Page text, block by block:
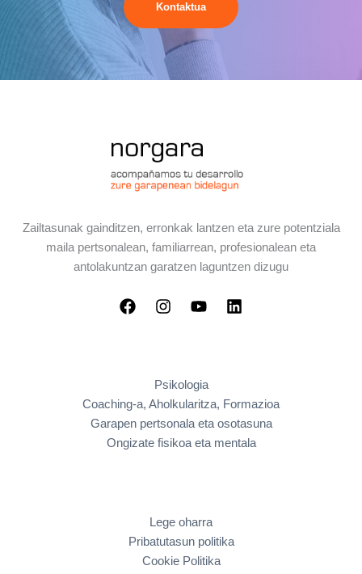
Kontaktua
Zailtasunak gainditzen, erronkak lantzen eta zure potentziala
maila pertsonalean, familiarrean, profesionalean eta
antolakuntzan garatzen laguntzen dizugu
Psikologia
Coaching-a, Aholkularitza, Formazioa
Garapen pertsonala eta osotasuna
Ongizate fisikoa eta mentala
Lege oharra
Pribatutasun politika
Cookie Politika